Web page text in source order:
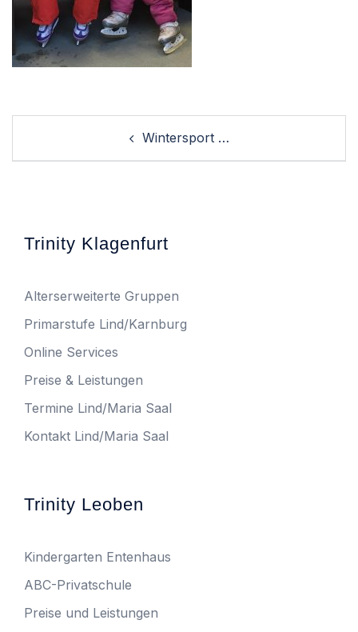
Wintersport …
Trinity Klagenfurt
Alterserweiterte Gruppen
Primarstufe Lind/Karnburg
Online Services
Preise & Leistungen
Termine Lind/Maria Saal
Kontakt Lind/Maria Saal
Trinity Leoben
Kindergarten Entenhaus
ABC-Privatschule
Preise und Leistungen